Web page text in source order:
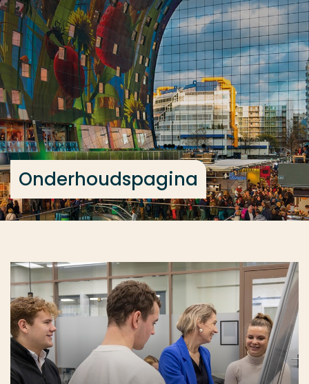
Ga direct naar de content
... > Onderhoudspagina
Onderhoudspagina
Veel gezocht
Opleiding
Contact